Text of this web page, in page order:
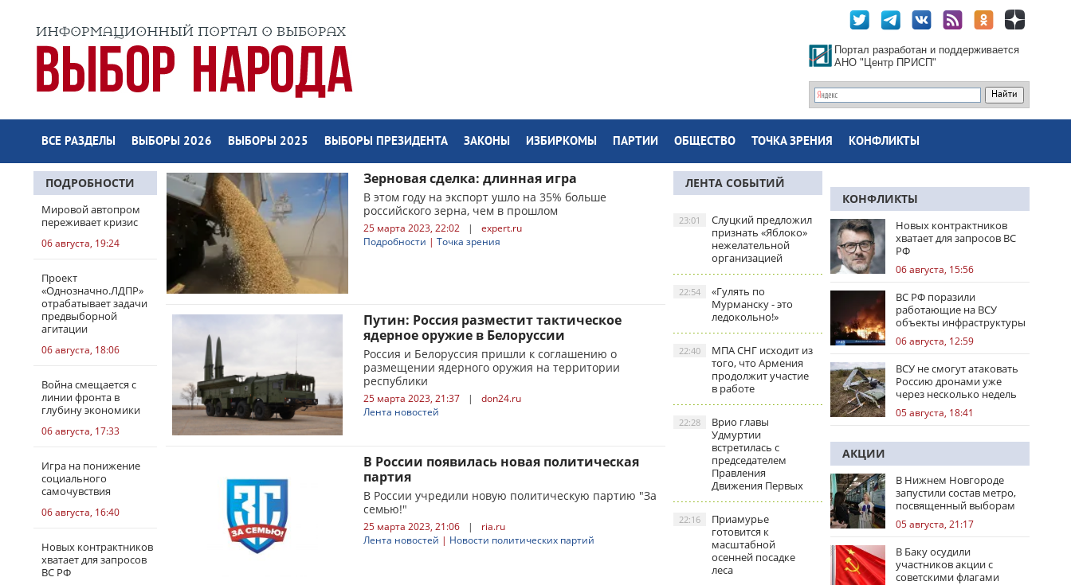
Портал разработан и поддерживается
АНО "Центр ПРИСП"
ВСЕ РАЗДЕЛЫ ВЫБОРЫ 2026 ВЫБОРЫ 2025 ВЫБОРЫ ПРЕЗИДЕНТА ЗАКОНЫ ИЗБИРКОМЫ ПАРТИИ ОБЩЕСТВО ТОЧКА ЗРЕНИЯ КОНФЛИКТЫ
ПОДРОБНОСТИ
Мировой автопром
переживает кризис
06 августа, 19:24
Проект
«Однозначно.ЛДПР»
отрабатывает задачи
предвыборной
агитации
06 августа, 18:06
Война смещается с
линии фронта в
глубину экономики
06 августа, 17:33
Игра на понижение
социального
самочувствия
06 августа, 16:40
Новых контрактников
хватает для запросов
ВС РФ
Зерновая сделка: длинная игра
В этом году на экспорт ушло на 35% больше
российского зерна, чем в прошлом
25 марта 2023, 22:02 |
expert.ru
Подробности | Точка зрения
Путин: Россия разместит тактическое
ядерное оружие в Белоруссии
Россия и Белоруссия пришли к соглашению о
размещении ядерного оружия на территории
республики
25 марта 2023, 21:37 |
don24.ru
Лента новостей
В России появилась новая политическая
партия
В России учредили новую политическую партию "За
семью!"
25 марта 2023, 21:06 |
ria.ru
Лента новостей | Новости политических партий
ЛЕНТА СОБЫТИЙ
Слуцкий предложил
признать «Яблоко»
нежелательной
организацией
23:01
«Гулять по
Мурманску - это
ледокольно!»
22:54
МПА СНГ исходит из
того, что Армения
продолжит участие
в работе
22:40
Врио главы
Удмуртии
встретилась с
председателем
Правления
Движения Первых
22:28
Приамурье
готовится к
масштабной
осенней посадке
леса
22:16
КОНФЛИКТЫ
Новых контрактников
хватает для запросов ВС
РФ
06 августа, 15:56
ВС РФ поразили
работающие на ВСУ
объекты инфраструктуры
и центры логистики
06 августа, 12:59
ВСУ не смогут атаковать
Россию дронами уже
через несколько недель
05 августа, 18:41
АКЦИИ
В Нижнем Новгороде
запустили состав метро,
посвященный выборам
05 августа, 21:17
В Баку осудили
участников акции с
советскими флагами